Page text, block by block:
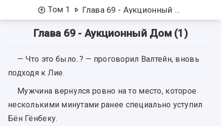
Том 1 Глава 69 - Аукционный Дом (1)
Глава 69 - Аукционный Дом (1)
— Что это было..? — проговорил Валтейн, вновь
подходя к Лие.
Мужчина вернулся ровно на то место, которое
несколькими минутами ранее специально уступил
Бён Гёнбеку.